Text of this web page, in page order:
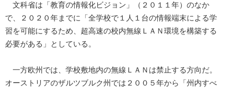
文科省は「教育の情報化ビジョン」（２０１１年）のなか
で、２０２０年までに「全学校で１人１台の情報端末による学
習を可能にするため、超高速の校内無線ＬＡＮ環境を構築する
必要がある」としている。
一方欧州では、学校敷地内の無線ＬＡＮは禁止する方向だ。
オーストリアのザルツブルク州では２００５年から「州内すべ